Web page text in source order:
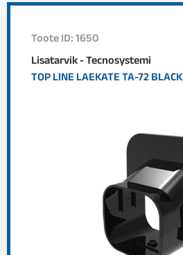
Toote ID: 1650
Lisatarvik - Tecnosystemi
TOP LINE LAEKATE TA-72 BLACK